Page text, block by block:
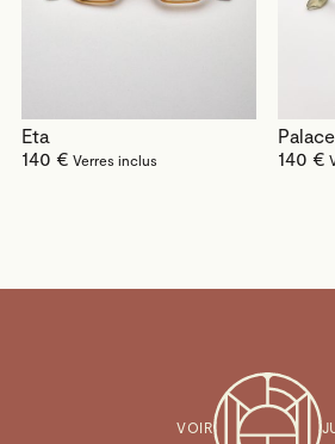
Eta
140 €
Palace
140 €
VOIR